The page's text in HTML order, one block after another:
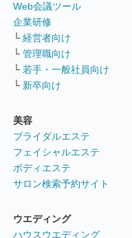
Web会議ツール
企業研修
└ 経営者向け
└ 管理職向け
└ 若手・一般社員向け
└ 新卒向け
美容
ブライダルエステ
フェイシャルエステ
ボディエステ
サロン検索予約サイト
ウエディング
ハウスウエディング